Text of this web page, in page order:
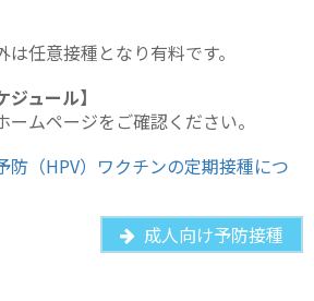
任意接種となり有料です。
ジュール】
ムページをご確認ください。
防（HPV）ワクチンの定期接種につ
成人向け予防接種